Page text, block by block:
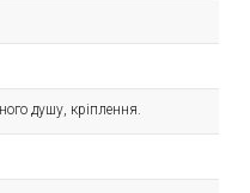
душу, кріплення.